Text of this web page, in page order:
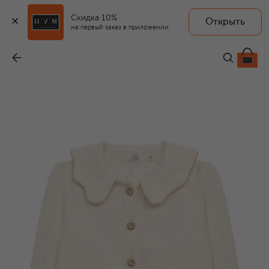
Скидка 10%
на первый заказ в приложении
Открыть
ZHANNA & ANNA